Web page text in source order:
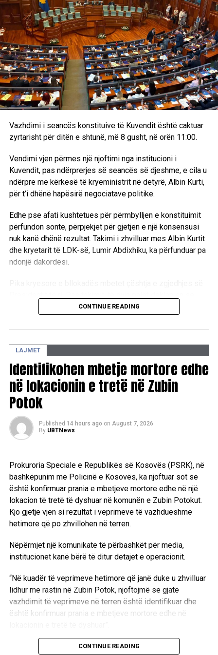
RELATED TOPICS: ZUBIN POTOK KQZ
VALMIR ELEZI
PETICION
NENSHKRIME
UP NEXT
OBSH: Rritje alarmante e fruthit në Evropë
DON'T MISS
​Komisioni për rezervat shtetërore diskuton për
ekspertët e buxhetin
Vazhdimi i seancës konstituive të Kuvendit është caktuar
zyrtarisht për ditën e shtunë, më 8 gusht, në orën 11:00.
Vendimi vjen përmes një njoftimi nga institucioni i
Kuvendit, pas ndërprerjes së seancës së djeshme, e cila u
ndërpre me kërkesë të kryeministrit në detyrë, Albin Kurti,
për t’i dhënë hapësirë negociatave politike.
Edhe pse afati kushtetues për përmbylljen e konstituimit
përfundon sonte, përpjekjet për gjetjen e një konsensusi
nuk kanë dhënë rezultat. Takimi i zhvilluar mes Albin Kurtit
dhe kryetarit të LDK-së, Lumir Abdixhiku, ka përfunduar pa
ndonjë dakordësi.
mbeten ende larg një marrëveshjeje politike, duke
përket qëndrimeve për pozitat shtetrore. /E.A/
CONTINUE READING
LAJMET
Identifikohen mbetje mortore edhe
në lokacionin e tretë në Zubin
Potok
Published 14 hours ago on August 7, 2026
By UBTNews
Prokuroria Speciale e Republikës së Kosovës (PSRK), në
bashkëpunim me Policinë e Kosovës, ka njoftuar sot se
është konfirmuar prania e mbetjeve mortore edhe në një
lokacion të tretë të dyshuar në komunën e Zubin Potokut.
Kjo gjetje vjen si rezultat i veprimeve të vazhdueshme
hetimore që po zhvillohen në terren.
Nëpërmjet një komunikate të përbashkët për media,
institucionet kanë bërë të ditur detajet e operacionit.
“Në kuadër të veprimeve hetimore që janë duke u zhvilluar
lidhur me rastin në Zubin Potok, njoftojmë se gjatë
vazhdimit të veprimeve në terren është identifikuar dhe
është konfirmuar prania e mbetjeve mortore edhe në
Aktualisht, autoritetet kompetente janë duke kryer
CONTINUE READING